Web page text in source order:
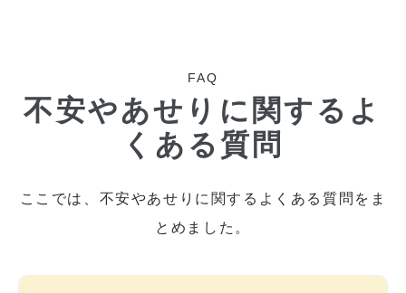
FAQ
不安やあせりに関するよ
くある質問
ここでは、不安やあせりに関するよくある質問をま
とめました。